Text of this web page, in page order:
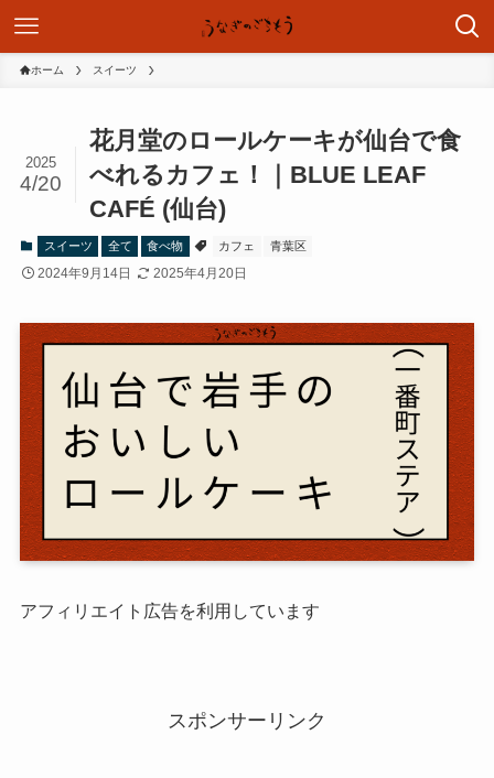
ホーム スイーツ
花月堂のロールケーキが仙台で食
べれるカフェ！｜BLUE LEAF
CAFÉ (仙台)
2025
4/20
スイーツ 全て 食べ物 カフェ 青葉区
2024年9月14日 2025年4月20日
アフィリエイト広告を利用しています
スポンサーリンク